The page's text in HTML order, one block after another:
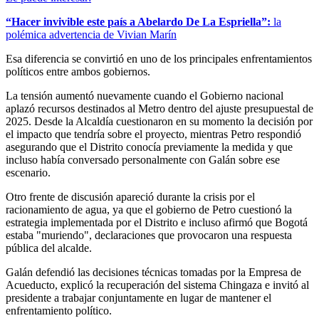
“Hacer invivible este país a Abelardo De La Espriella”: la
polémica advertencia de Vivian Marín
Esa diferencia se convirtió en uno de los principales enfrentamientos
políticos entre ambos gobiernos.
La tensión aumentó nuevamente cuando el Gobierno nacional
aplazó recursos destinados al Metro dentro del ajuste presupuestal de
2025. Desde la Alcaldía cuestionaron en su momento la decisión por
el impacto que tendría sobre el proyecto, mientras Petro respondió
asegurando que el Distrito conocía previamente la medida y que
incluso había conversado personalmente con Galán sobre ese
escenario.
Otro frente de discusión apareció durante la crisis por el
racionamiento de agua, ya que el gobierno de Petro cuestionó la
estrategia implementada por el Distrito e incluso afirmó que Bogotá
estaba "muriendo", declaraciones que provocaron una respuesta
pública del alcalde.
Galán defendió las decisiones técnicas tomadas por la Empresa de
Acueducto, explicó la recuperación del sistema Chingaza e invitó al
presidente a trabajar conjuntamente en lugar de mantener el
enfrentamiento político.